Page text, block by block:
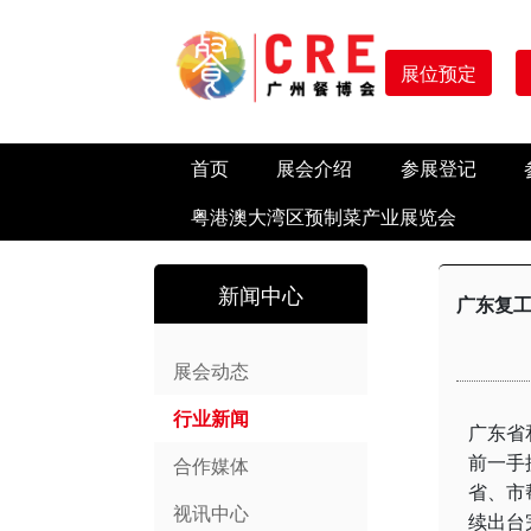
展位预定
首页 展会介绍 参展登记
粤港澳大湾区预制菜产业展览会
新闻中心
展会动态
行业新闻
合作媒体
视讯中心
广东复
广东省
前一手
省、市
续出台